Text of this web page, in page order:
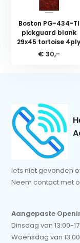
Boston PG-434-TI
pickguard blank
29x45 tortoise 4ply
€ 30,-
Iets niet gevonden
Neem contact met
Aangepaste
Dinsdag van 13:00-
Woensdag van